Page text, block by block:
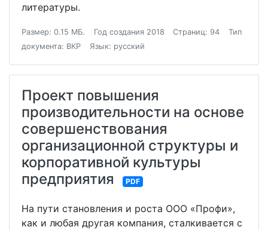
литературы.
Размер: 0.15 МБ. Год создания 2018 Страниц: 94
Тип
документа: ВКР
Язык: русский
Проект повышения
производительности на основе
совершенствования
организационной структуры и
корпоративной культуры
предприятия
PDF
На пути становления и роста ООО «Профи»,
как и любая другая компания, сталкивается с